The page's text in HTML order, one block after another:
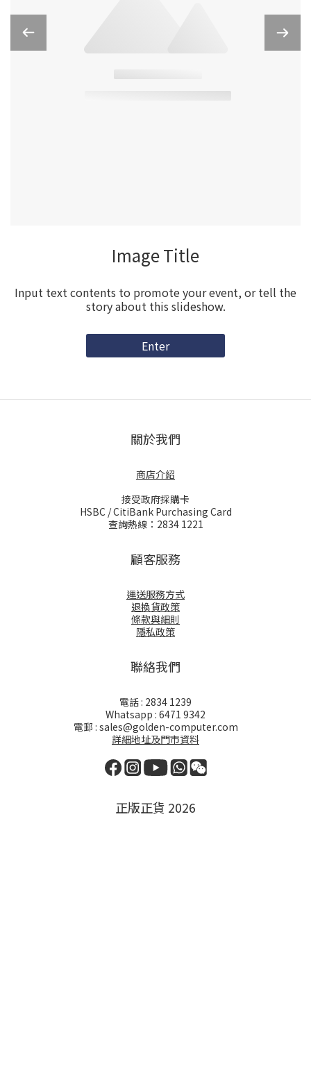
Image Title
Input text contents to promote your event, or tell the
story about this slideshow.
Enter
關於我們
商店介紹
接受政府採購卡
HSBC / CitiBank Purchasing Card
查詢熱線：2834 1221
顧客服務
運送服務方式
退換貨政策
條款與細則
隱私政策
聯絡我們
電話 : 2834 1239
Whatsapp : 6471 9342
電郵 : sales@golden-computer.com
詳細地址及門市資料
正版正貨 2026